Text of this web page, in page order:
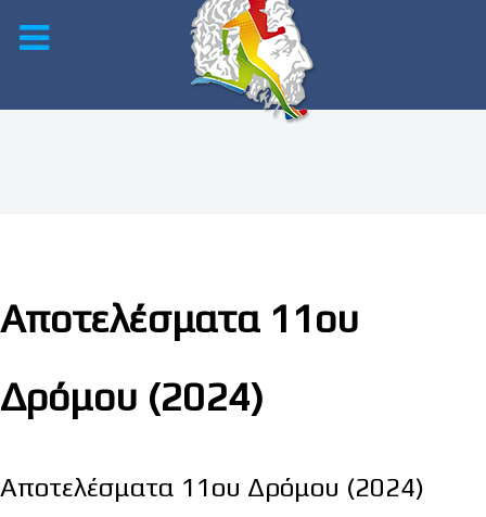
Αποτελέσματα 11ου
Δρόμου (2024)
Αποτελέσματα 11ου Δρόμου (2024)